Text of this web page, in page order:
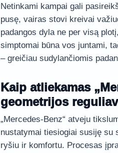
Netinkami kampai gali
pusę, vairas stovi kreivai
padangos dyla ne per visą
simptomai būna vos juntami,
– greičiau sudylančiomis
Kaip atliekamas
geometrijos
„Mercedes-Benz“ atveju
nustatymai tiesiogiai susiję su
ryšiu ir komfortu. Procesas